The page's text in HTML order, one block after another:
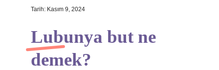
Tarih: Kasım 9, 2024
Lubunya but ne
demek?